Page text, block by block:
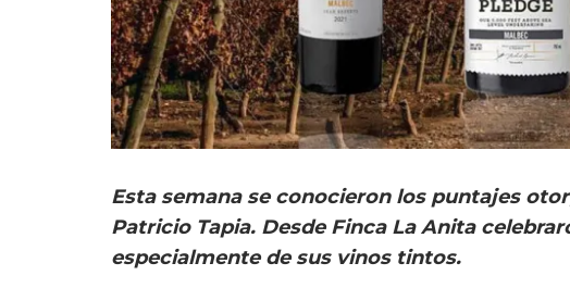
Esta semana se conocieron los puntajes
Patricio Tapia. Desde Finca La Anita
especialmente de sus vinos tintos.